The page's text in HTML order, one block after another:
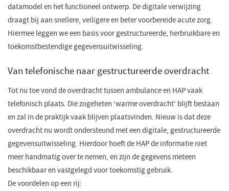
datamodel en het functioneel ontwerp. De digitale verwijzing
draagt bij aan snellere, veiligere en beter voorbereide acute zorg.
Hiermee leggen we een basis voor gestructureerde, herbruikbare en
toekomstbestendige gegevensuitwisseling.
Van telefonische naar gestructureerde overdracht
Tot nu toe vond de overdracht tussen ambulance en HAP vaak
telefonisch plaats. Die zogeheten ‘warme overdracht’ blijft bestaan
en zal in de praktijk vaak blijven plaatsvinden. Nieuw is dat deze
overdracht nu wordt ondersteund met een digitale, gestructureerde
gegevensuitwisseling. Hierdoor hoeft de HAP de informatie niet
meer handmatig over te nemen, en zijn de gegevens meteen
beschikbaar en vastgelegd voor toekomstig gebruik.
De voordelen op een rij: